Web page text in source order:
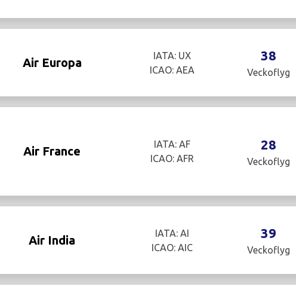
Air Europa
IATA: UX
ICAO: AEA
38
Veckoflyg
Air France
IATA: AF
ICAO: AFR
28
Veckoflyg
Air India
IATA: AI
ICAO: AIC
39
Veckoflyg